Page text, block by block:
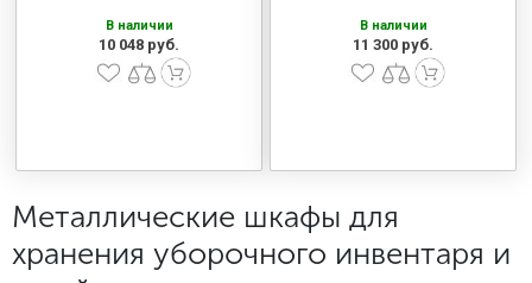
В наличии
10 048 руб.
В наличии
11 300 руб.
Металлические шкафы для
хранения уборочного инвентаря и